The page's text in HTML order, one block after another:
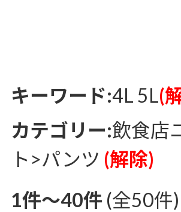
キーワード:4L 5L(
カテゴリー:飲食店
ト>パンツ (解除)
1件～40件 (全50件)